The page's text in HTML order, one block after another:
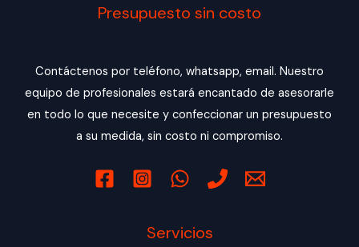
Presupuesto sin costo
Contáctenos por teléfono, whatsapp, email. Nuestro
equipo de profesionales estará encantado de asesorarle
en todo lo que necesite y confeccionar un presupuesto
a su medida, sin costo ni compromiso.
Servicios